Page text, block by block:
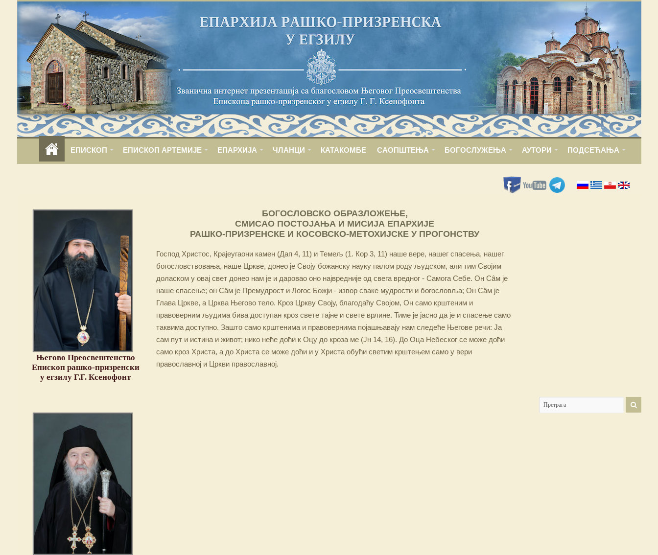
ЕПИСКОП ЕПИСКОП АРТЕМИЈЕ ЕПАРХИЈА ЧЛАНЦИ КАТАКОМБЕ САОПШТЕЊА БОГОСЛУЖЕЊА АУТОРИ ПОДСЕЋАЊА
Његово Преосвештенство
Епископ рашко-призренски
у егзилу Г.Г. Ксенофонт
БОГОСЛОВСКО ОБРАЗЛОЖЕЊЕ,
СМИСАО ПОСТОЈАЊА И МИСИЈА ЕПАРХИЈЕ
РАШКО-ПРИЗРЕНСКЕ И КОСОВСКО-МЕТОХИЈСКЕ У ПРОГОНСТВУ
Господ Христос, Крајеугаони камен (Дап 4, 11) и Темељ (1. Кор 3, 11) наше вере, нашег спасења, нашег
богословствовања, наше Цркве, донео је Своју божанску науку палом роду људском, али тим Својим
доласком у овај свет донео нам је и даровао оно највредније од свега вредног - Самога Себе. Он Сâм је
наше спасење; он Сâм је Премудрост и Логос Божји - извор сваке мудрости и богословља; Он Сâм је
Глава Цркве, а Црква Његово тело. Кроз Цркву Своју, благодаћу Својом, Он само крштеним и
правоверним људима бива доступан кроз свете тајне и свете врлине. Тиме је јасно да је и спасење само
таквима доступно. Зашто само крштенима и правовернима појашњавају нам следеће Његове речи: Ја
сам пут и истина и живот; нико неће доћи к Оцу до кроза ме (Јн 14, 16). До Оца Небеског се може доћи
само кроз Христа, а до Христа се може доћи и у Христа обући светим крштењем само у вери
православној и Цркви православној.